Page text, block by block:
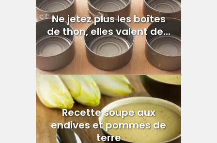
Ne jetez plus les boîtes
de thon, elles valent de...
Recette soupe aux
endives et pommes de
terre